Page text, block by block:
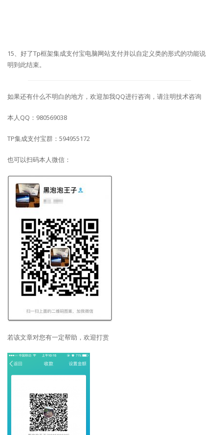
15、好了Tp框架集成支付宝电脑网站支付并以自定义类的形式的功能说
明到此结束。
如果还有什么不明白的地方，欢迎加我QQ进行咨询，请注明技术咨询
本人QQ：980569038
TP集成支付宝群：594955172
也可以扫码本人微信：
若该文章对您有一定帮助，欢迎打赏